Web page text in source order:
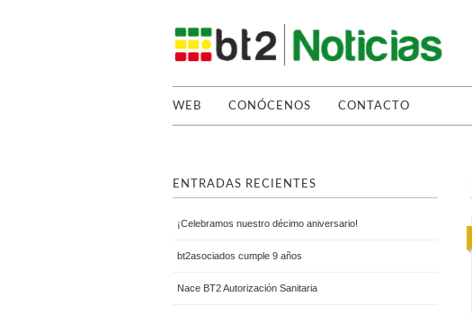
WEB CONÓCENOS CONTACTO
ENTRADAS RECIENTES
¡Celebramos nuestro décimo aniversario!
bt2asociados cumple 9 años
Nace BT2 Autorización Sanitaria